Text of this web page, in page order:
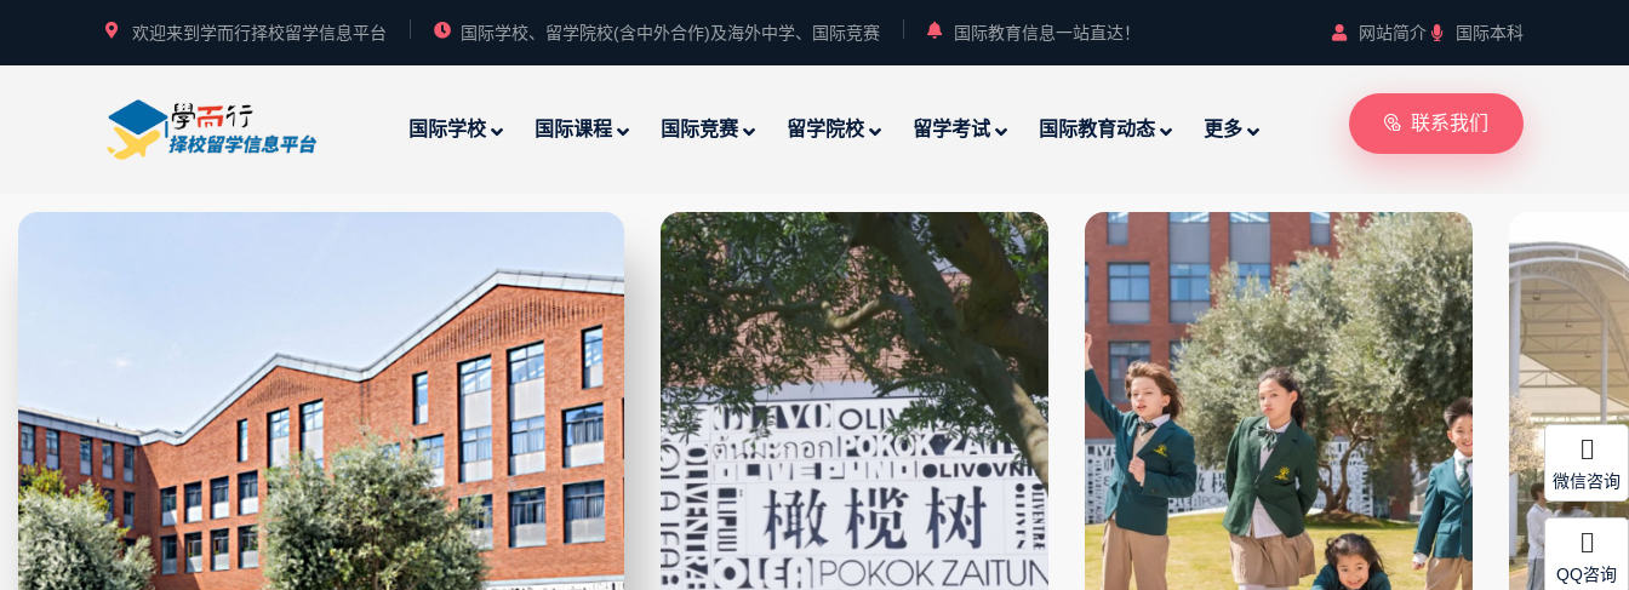
欢迎来到学而行择校留学信息平台 国际学校、留学院校(含中外合作)及海外中学、国际竞赛 国际教育信息一站直达！ 网站简介 国际本科
国际学校 国际课程 国际竞赛 留学院校 留学考试 国际教育动态 更多 联系我们
微信咨询
QQ咨询